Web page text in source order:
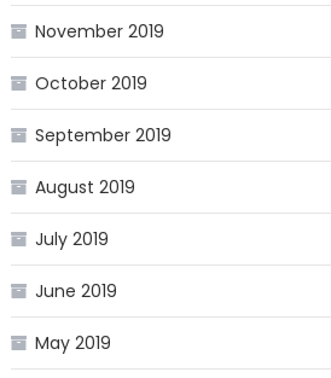
November 2019
October 2019
September 2019
August 2019
July 2019
June 2019
May 2019